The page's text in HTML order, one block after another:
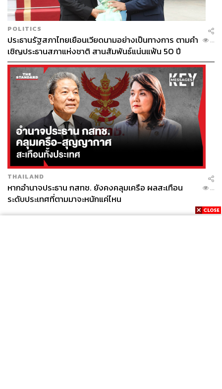
POLITICS
ประธานรัฐสภาไทยเยือนเวียดนามอย่างเป็นทางการ ตามคำ
เชิญประธานสภาแห่งชาติ สานสัมพันธ์แน่นแฟ้น 50 ปี
...
THAILAND
หากอำนาจประธาน กสทช. ยังคงคลุมเครือ ผลสะเทือน
ระดับประเทศที่ตามมาจะหนักแค่ไหน
...